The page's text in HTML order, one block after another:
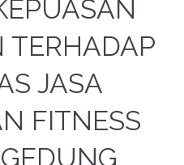
TERHADAP
JASA
FITNESS